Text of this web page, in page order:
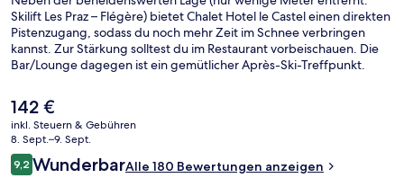
Skilift Les Praz – Flégère) bietet Chalet Hotel le Castel einen direkten
Pistenzugang, sodass du noch mehr Zeit im Schnee verbringen
kannst. Zur Stärkung solltest du im Restaurant vorbeischauen. Die
Bar/Lounge dagegen ist ein gemütlicher Après-Ski-Treffpunkt.
Wintersportler können sich auf einen kostenlosen Ski-Shuttle
freuen und profitieren außerdem von Skipässen und einem
Skiraum.
Der
aktuelle
Preis
beträgt
142 €.
142 €
inkl. Steuern & Gebühren
8. Sept.–9. Sept.
Bewertungen
9,29,2 von 10.
WunderbarAlle 180 Bewertungen anzeigen